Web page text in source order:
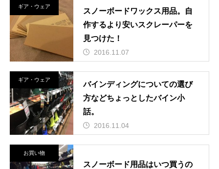
ギア・ウェア
スノーボードワックス用品。自
作するより安いスクレーパーを
見つけた！
2016.11.07
ギア・ウェア
バインディングについての選び
方などちょっとしたバイン小
話。
2016.11.04
お買い物
スノーボード用品はいつ買うの